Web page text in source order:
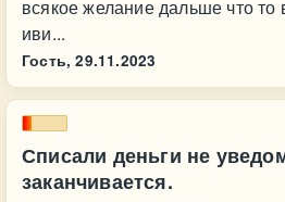
всякое желание дальше что
иви...
Гость, 29.11.2023
Списали деньги не
заканчивается.